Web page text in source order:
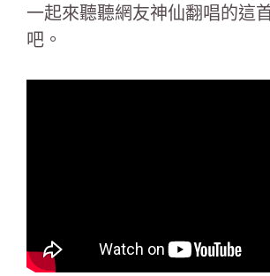
一起來聽聽網友神仙翻唱的這
吧。